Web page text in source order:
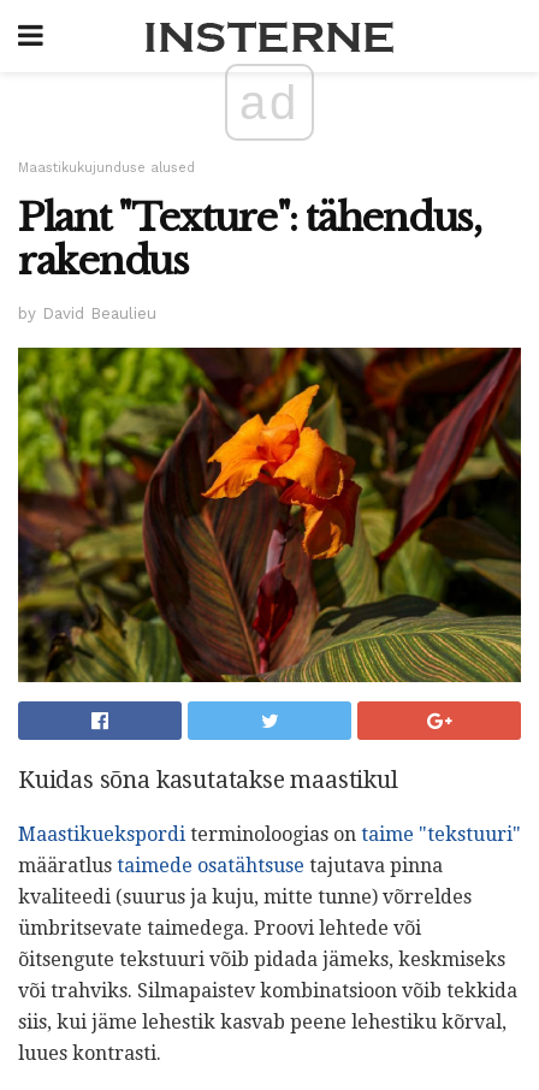
ad
Maastikukujunduse alused
Plant "Texture": tähendus,
rakendus
by David Beaulieu
Kuidas sõna kasutatakse maastikul
Maastikuekspordi terminoloogias on taime "tekstuuri"
määratlus taimede osatähtsuse tajutava pinna
kvaliteedi (suurus ja kuju, mitte tunne) võrreldes
ümbritsevate taimedega. Proovi lehtede või
õitsengute tekstuuri võib pidada jämeks, keskmiseks
või trahviks. Silmapaistev kombinatsioon võib tekkida
siis, kui jäme lehestik kasvab peene lehestiku kõrval,
luues kontrasti.